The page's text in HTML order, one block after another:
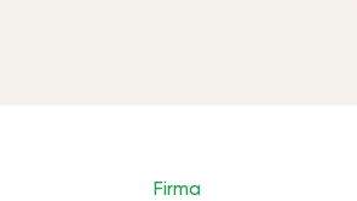
Firma